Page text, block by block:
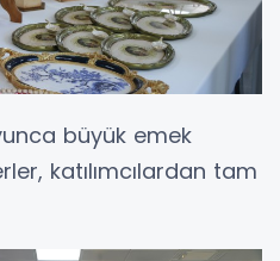
büyük emek
katılımcılardan tam